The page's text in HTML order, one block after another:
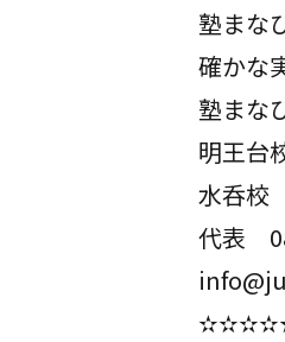
塾まな
確かな
塾まな
明王
水呑
代表